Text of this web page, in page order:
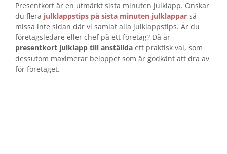
Presentkort är en utmärkt sista minuten julklapp. Önskar
du flera julklappstips på sista minuten julklappar så
missa inte sidan där vi samlat alla julklappstips. Är du
företagsledare eller chef på ett företag? Då är
presentkort julklapp till anställda ett praktisk val, som
dessutom maximerar beloppet som är godkänt att dra av
för företaget.